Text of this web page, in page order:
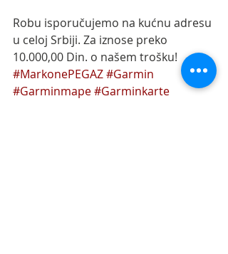
Robu isporučujemo na kućnu adresu
u celoj Srbiji. Za iznose preko
10.000,00 Din. o našem trošku!
#MarkonePEGAZ#Garmin
#Garminmape#Garminkarte